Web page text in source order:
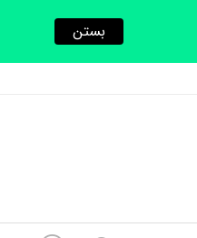
بستن